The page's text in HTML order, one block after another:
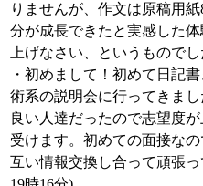
りませんが、作文は原稿用
分が成長できたと実感した
上げなさい、というもので
・初めまして！初めて日記
術系の説明会に行ってきま
良い人達だったので志望度
受けます。初めての面接な
互い情報交換し合って頑張